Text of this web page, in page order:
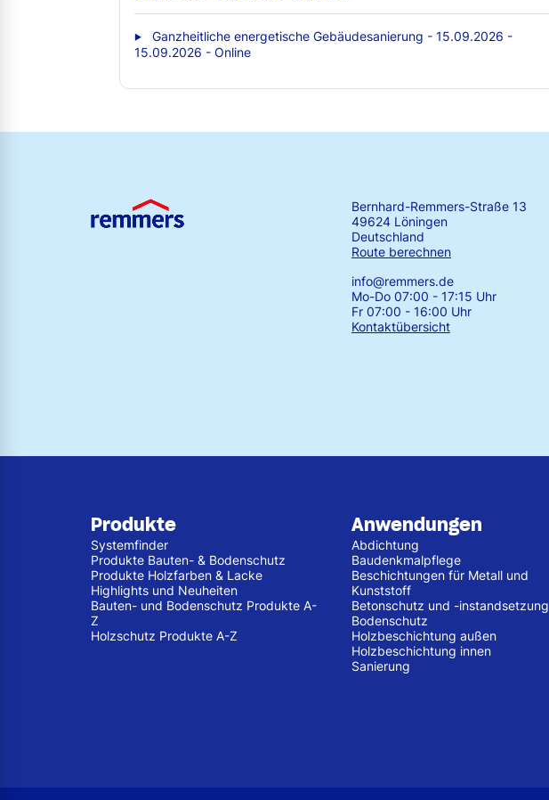
Ganzheitliche energetische Gebäudesanierung - 15.09.2026 -
15.09.2026 - Online
Bernhard-Remmers-Straße 13
49624 Löningen
Deutschland
Route berechnen
info@remmers.de
Mo-Do 07:00 - 17:15 Uhr
Fr 07:00 - 16:00 Uhr
Kontaktübersicht
Produkte
Systemfinder
Produkte Bauten- & Bodenschutz
Produkte Holzfarben & Lacke
Highlights und Neuheiten
Bauten- und Bodenschutz Produkte A-
Z
Holzschutz Produkte A-Z
Anwendungen
Abdichtung
Baudenkmalpflege
Beschichtungen für Metall und
Kunststoff
Betonschutz und -instandsetzung
Bodenschutz
Holzbeschichtung außen
Holzbeschichtung innen
Sanierung